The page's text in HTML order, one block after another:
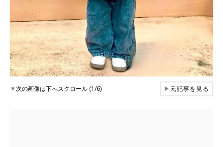
▼次の画像は下へスクロール (1/6) ▶元記事を見る